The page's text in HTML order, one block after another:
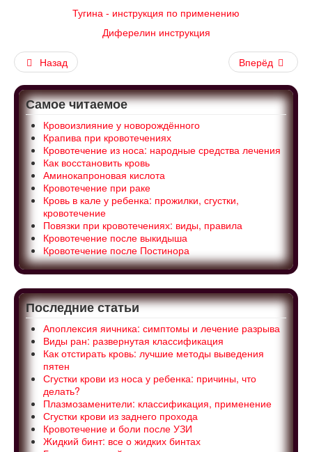
Тугина - инструкция по применению
Диферелин инструкция
Назад Вперёд
Самое читаемое
Кровоизлияние у новорождённого
Крапива при кровотечениях
Кровотечение из носа: народные средства лечения
Как восстановить кровь
Аминокапроновая кислота
Кровотечение при раке
Кровь в кале у ребенка: прожилки, сгустки,
кровотечение
Повязки при кровотечениях: виды, правила
Кровотечение после выкидыша
Кровотечение после Постинора
Последние статьи
Апоплексия яичника: симптомы и лечение разрыва
Виды ран: развернутая классификация
Как отстирать кровь: лучшие методы выведения
пятен
Сгустки крови из носа у ребенка: причины, что
делать?
Плазмозаменители: классификация, применение
Сгустки крови из заднего прохода
Кровотечение и боли после УЗИ
Жидкий бинт: все о жидких бинтах